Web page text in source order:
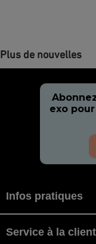
Plus de nouvelles
exo
Infos pratiques
Service à la